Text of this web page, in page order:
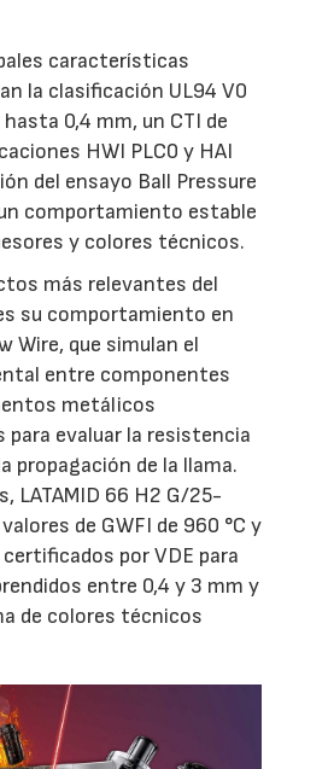
características
la clasificación UL94 V0
0,4 mm, un CTI de
HWI PLC0 y HAI
del ensayo Ball Pressure
comportamiento estable
y colores técnicos.
más relevantes del
su comportamiento en
Wire, que simulan el
entre componentes
metálicos
para evaluar la resistencia
propagación de la llama.
LATAMID 66 H2 G/25-
de GWFI de 960 °C y
certificados por VDE para
entre 0,4 y 3 mm y
de colores técnicos